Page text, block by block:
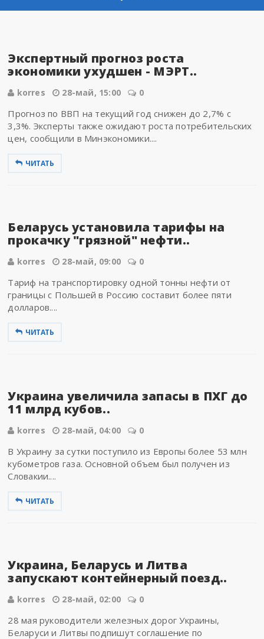
Экспертный прогноз роста
экономики ухудшен - МЭРТ..
korres 28-май, 15:00 0
Прогноз по ВВП на текущий год снижен до 2,7% с
3,3%. Эксперты также ожидают роста потребительских
цен, сообщили в Минэкономики....
ЧИТАТЬ
Беларусь установила тарифы на
прокачку "грязной" нефти..
korres 28-май, 09:00 0
Тариф на транспортировку одной тонны нефти от
границы с Польшей в Россию составит более пяти
долларов....
ЧИТАТЬ
Украина увеличила запасы в ПХГ до
11 млрд кубов..
korres 28-май, 04:00 0
В Украину за сутки поступило из Европы более 53 млн
кубометров газа. Основной объем был получен из
Словакии....
ЧИТАТЬ
Украина, Беларусь и Литва
запускают контейнерный поезд..
korres 28-май, 02:00 0
28 мая руководители железных дорог Украины,
Беларуси и Литвы подпишут соглашение по